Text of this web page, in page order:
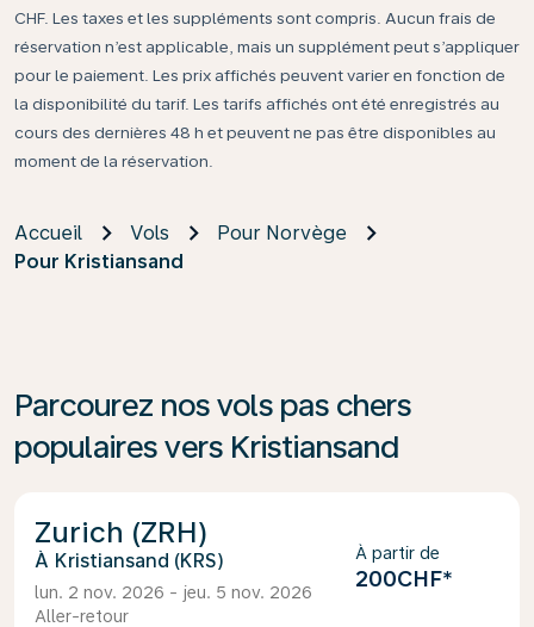
CHF. Les taxes et les suppléments sont compris. Aucun frais de
réservation n’est applicable, mais un supplément peut s’appliquer
pour le paiement. Les prix affichés peuvent varier en fonction de
la disponibilité du tarif. Les tarifs affichés ont été enregistrés au
cours des dernières 48 h et peuvent ne pas être disponibles au
moment de la réservation.
Accueil Vols
Pour Norvège
Pour Kristiansand
Parcourez nos vols pas chers
populaires vers Kristiansand
Zurich (ZRH)
Kristiansand (KRS)
lun. 2 nov. 2026 - jeu. 5 nov. 2026
Aller-retour
À partir de
200CHF*